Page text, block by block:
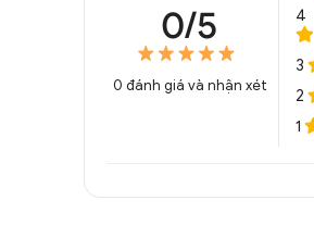
0/5
0 đánh giá và nhận xét
4
3
2
1